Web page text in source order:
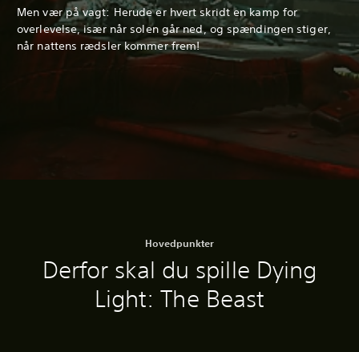
Men vær på vagt: Herude er hvert skridt en kamp for
overlevelse, især når solen går ned, og spændingen stiger,
når nattens rædsler kommer frem!
Hovedpunkter
Derfor skal du spille Dying
Light: The Beast